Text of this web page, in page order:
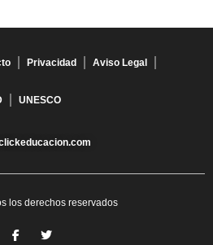
Privacidad Aviso Legal
UNESCO
los derechos reservados